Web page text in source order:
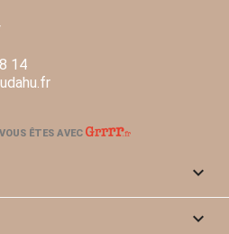
14
ÊTES AVEC

